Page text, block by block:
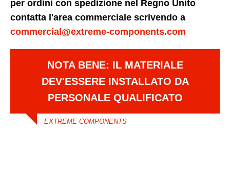
per ordini con spedizione nel Regno Unito
contatta l'area commerciale scrivendo a
commercial@extreme-components.com
NOTA BENE: IL MATERIALE
DEV'ESSERE INSTALLATO DA
PERSONALE QUALIFICATO
EXTREME COMPONENTS